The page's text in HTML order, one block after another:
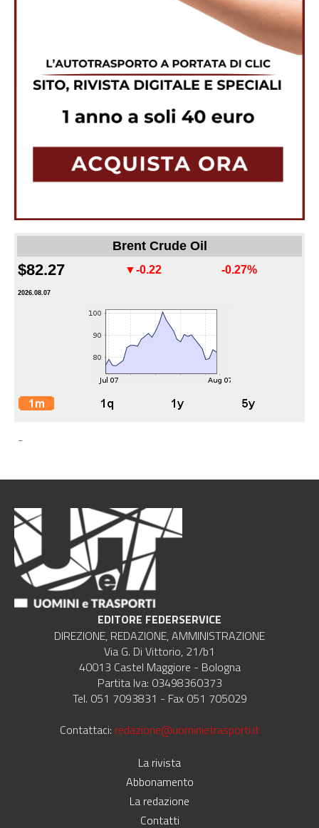
Brent Crude Oil
$82.27 ▼-0.22 -0.27%
2026.08.07
-
EDITORE FEDERSERVICE
DIREZIONE, REDAZIONE, AMMINISTRAZIONE
Via G. Di Vittorio, 21/b1
40013 Castel Maggiore - Bologna
Partita Iva: 03498360373
Tel. 051 7093831 - Fax 051 705029
Contattaci: redazione@uominietrasporti.it
La rivista
Abbonamento
La redazione
Contatti